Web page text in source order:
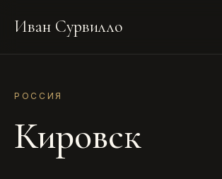
Иван Сурвилло
РОССИЯ
Кировск